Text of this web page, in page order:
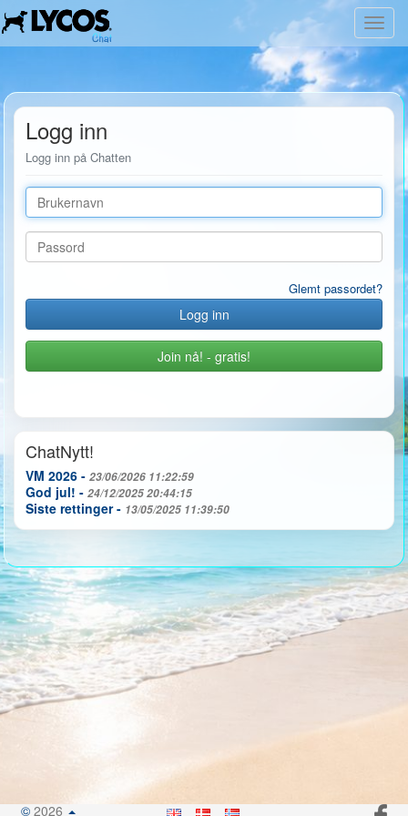
Logg inn
Logg inn på Chatten
Brukernavn
Passord
Glemt passordet?
Join nå! - gratis!
ChatNytt!
VM 2026 -23/06/2026 11:22:59
God jul! -24/12/2025 20:44:15
Siste rettinger - 13/05/2025 11:39:50
© 2026